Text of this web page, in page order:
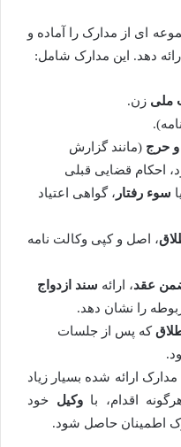
ای از مدارک را آماده و
دهد. این مدارک شامل:
ملی زن.
حرج (مانند گزارش
احکام قضایی قبلی
یا سوء رفتار ، گواهی اعتیاد
، اصل و کپی وکالت نامه
عقد، ارائه سند ازدواج
را نشان دهد.
که پس از جلسات
ارائه شده بسیار زیاد
اقدام، باوکیل خود
اطمینان حاصل شود.